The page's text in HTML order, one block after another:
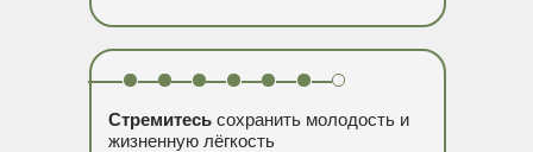
Стремитесь сохранить молодость и
жизненную лёгкость